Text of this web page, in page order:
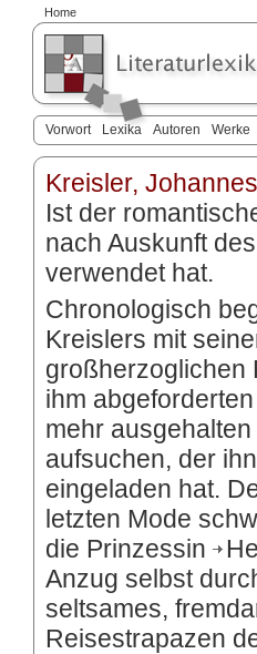
Home
Vorwort Lexika Autoren Werke
Kreisler, Johannes
Ist der
nach Auskunft des
verwendet hat.
Chronologisch
Kreislers mit
großherzoglichen
ihm
mehr
aufsuchen, der
eingeladen hat.
letzten Mode
die Prinzessin
Anzug selbst
seltsames,
Reisestrapazen